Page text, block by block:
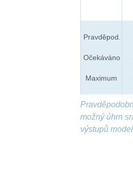
Pravděpod.
Očekáváno
Maximum
možný úhrn
výstupů